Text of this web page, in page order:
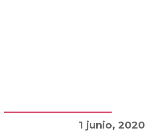
1 junio, 2020